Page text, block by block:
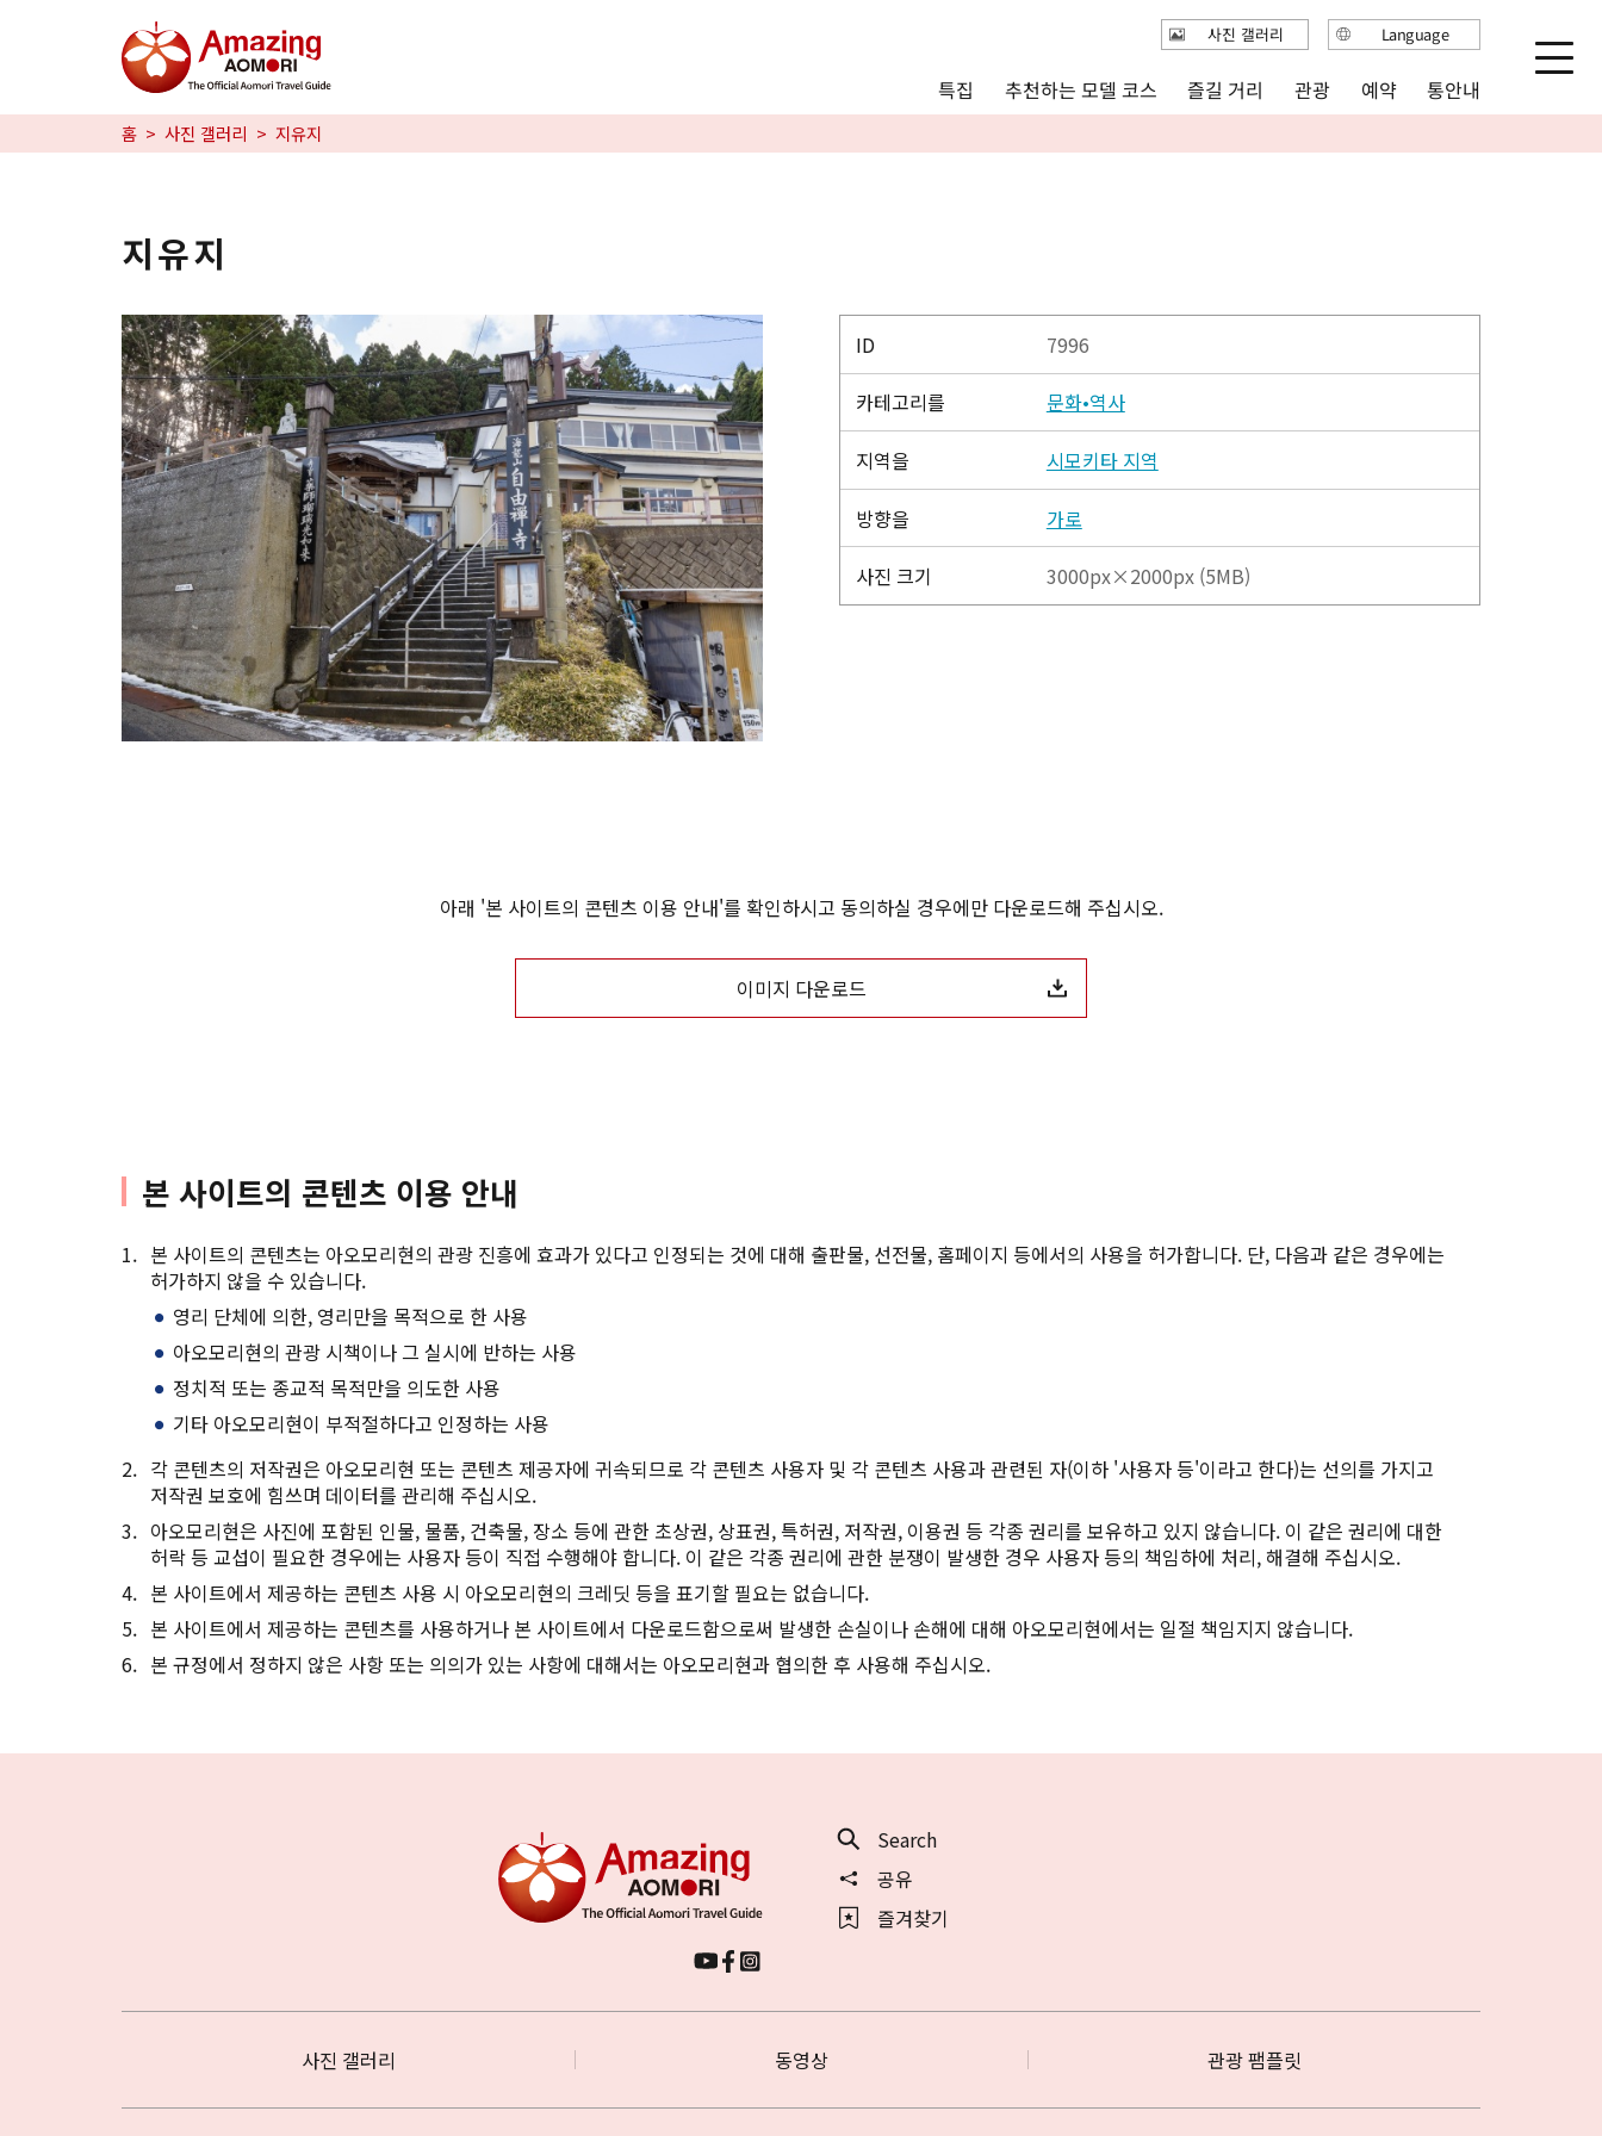
특집
추천하는 모델 코스
즐길 거리
관광
繁体中文
简体中文
한국어
사진 갤러리
홈 사진 갤러리 지유지
지유지
ID 7996
카테고리를 문화•역사
지역을 시모키타 지역
방향을 가로
사진 크기 3000px×2000px (5MB)
아래 '본 사이트의 콘텐츠 이용 안내'를 확인하시고 동의하실 경우에만 다운로드해 주십시오.
이미지 다운로드
본 사이트의 콘텐츠 이용 안내
본 사이트의 콘텐츠는 아오모리현의 관광 진흥에 효과가 있다고 인정되는 것에 대해 출판물, 선전물, 홈페이지 등에서의 사용을 허가합니다. 단, 다음과 같은 경우에는
허가하지 않을 수 있습니다.
영리 단체에 의한, 영리만을 목적으로 한 사용
아오모리현의 관광 시책이나 그 실시에 반하는 사용
정치적 또는 종교적 목적만을 의도한 사용
기타 아오모리현이 부적절하다고 인정하는 사용
각 콘텐츠의 저작권은 아오모리현 또는 콘텐츠 제공자에 귀속되므로 각 콘텐츠 사용자 및 각 콘텐츠 사용과 관련된 자(이하 '사용자 등'이라고 한다)는 선의를 가지고
저작권 보호에 힘쓰며 데이터를 관리해 주십시오.
아오모리현은 사진에 포함된 인물, 물품, 건축물, 장소 등에 관한 초상권, 상표권, 특허권, 저작권, 이용권 등 각종 권리를 보유하고 있지 않습니다. 이 같은 권리에 대한
허락 등 교섭이 필요한 경우에는 사용자 등이 직접 수행해야 합니다. 이 같은 각종 권리에 관한 분쟁이 발생한 경우 사용자 등의 책임하에 처리, 해결해 주십시오.
본 사이트에서 제공하는 콘텐츠 사용 시 아오모리현의 크레딧 등을 표기할 필요는 없습니다.
본 사이트에서 제공하는 콘텐츠를 사용하거나 본 사이트에서 다운로드함으로써 발생한 손실이나 손해에 대해 아오모리현에서는 일절 책임지지 않습니다.
본 규정에서 정하지 않은 사항 또는 의의가 있는 사항에 대해서는 아오모리현과 협의한 후 사용해 주십시오.
Search
공유
즐겨찾기
사진 갤러리 동영상 관광 팸플릿
특집 추천하는 모델 코스 즐길 거리 관광 예약 통안내
사진 갤러리 Language
English
简体中文